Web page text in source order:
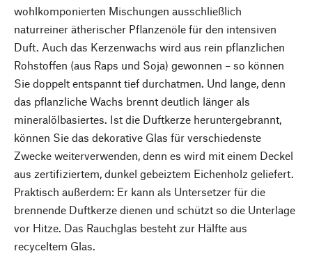
wohlkomponierten Mischungen ausschließlich
naturreiner ätherischer Pflanzenöle für den intensiven
Duft. Auch das Kerzenwachs wird aus rein pflanzlichen
Rohstoffen (aus Raps und Soja) gewonnen – so können
Sie doppelt entspannt tief durchatmen. Und lange, denn
das pflanzliche Wachs brennt deutlich länger als
mineralölbasiertes. Ist die Duftkerze heruntergebrannt,
können Sie das dekorative Glas für verschiedenste
Zwecke weiterverwenden, denn es wird mit einem Deckel
aus zertifiziertem, dunkel gebeiztem Eichenholz geliefert.
Praktisch außerdem: Er kann als Untersetzer für die
brennende Duftkerze dienen und schützt so die Unterlage
vor Hitze. Das Rauchglas besteht zur Hälfte aus
recyceltem Glas.